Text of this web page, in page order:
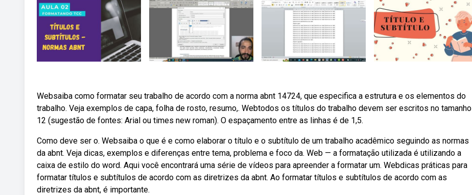
Websaiba como formatar seu trabalho de acordo com a norma abnt 14724, que especifica a estrutura e os elementos do
trabalho. Veja exemplos de capa, folha de rosto, resumo,. Webtodos os títulos do trabalho devem ser escritos no tamanho
12 (sugestão de fontes: Arial ou times new roman). O espaçamento entre as linhas é de 1,5.
Como deve ser o. Websaiba o que é e como elaborar o título e o subtítulo de um trabalho acadêmico seguindo as normas
da abnt. Veja dicas, exemplos e diferenças entre tema, problema e foco da. Web — a formatação utilizada é utilizando a
caixa de estilo do word. Aqui você encontrará uma série de vídeos para apreender a formatar um. Webdicas práticas para
formatar títulos e subtítulos de acordo com as diretrizes da abnt. Ao formatar títulos e subtítulos de acordo com as
diretrizes da abnt, é importante.